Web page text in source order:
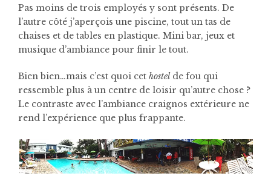
Pas moins de trois employés y sont présents. De
l’autre côté j’aperçois une piscine, tout un tas de
chaises et de tables en plastique. Mini bar, jeux et
musique d’ambiance pour finir le tout.
Bien bien…mais c’est quoi cet hostelde fou qui
ressemble plus à un centre de loisir qu’autre chose ?
Le contraste avec l’ambiance craignos extérieure ne
rend l’expérience que plus frappante.